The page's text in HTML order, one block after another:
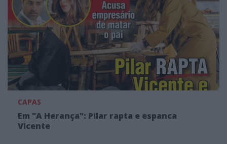
CAPAS
Em "A Herança": Pilar rapta e espanca
Vicente